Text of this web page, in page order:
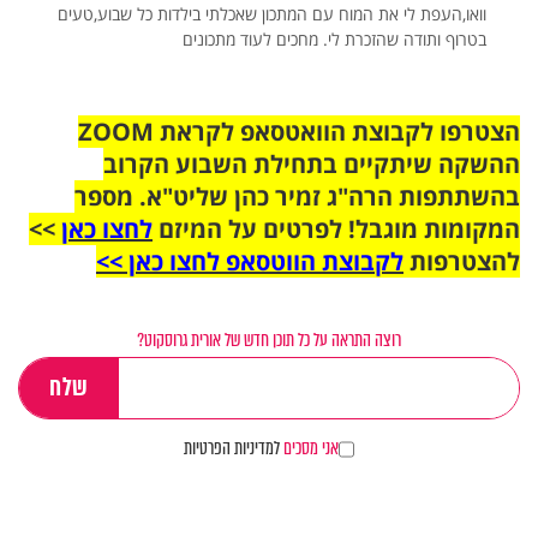
וואו,העפת לי את המוח עם המתכון שאכלתי בילדות כל שבוע,טעים
בטרוף ותודה שהזכרת לי. מחכים לעוד מתכונים
הצטרפו לקבוצת הוואטסאפ לקראת ZOOM
ההשקה שיתקיים בתחילת השבוע הקרוב
בהשתתפות הרה"ג זמיר כהן שליט"א. מספר
המקומות מוגבל! לפרטים על המיזם לחצו כאן>>
להצטרפותלקבוצת הווטסאפ לחצו כאן >>
רוצה התראה על כל תוכן חדש של אורית גרוסקוט?
אני מסכיםלמדיניות הפרטיות